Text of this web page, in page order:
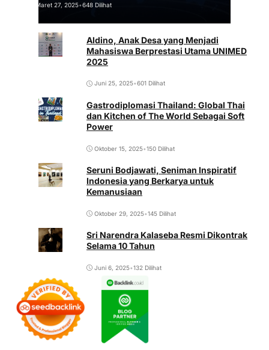
Maret 27, 2025•648 Dilihat
Aldino, Anak Desa yang Menjadi
Mahasiswa Berprestasi Utama UNIMED
2025
Juni 25, 2025•601 Dilihat
Gastrodiplomasi Thailand: Global Thai
dan Kitchen of The World Sebagai Soft
Power
Oktober 15, 2025•150 Dilihat
Seruni Bodjawati, Seniman Inspiratif
Indonesia yang Berkarya untuk
Kemanusiaan
Oktober 29, 2025•145 Dilihat
Sri Narendra Kalaseba Resmi Dikontrak
Selama 10 Tahun
Juni 6, 2025•132 Dilihat